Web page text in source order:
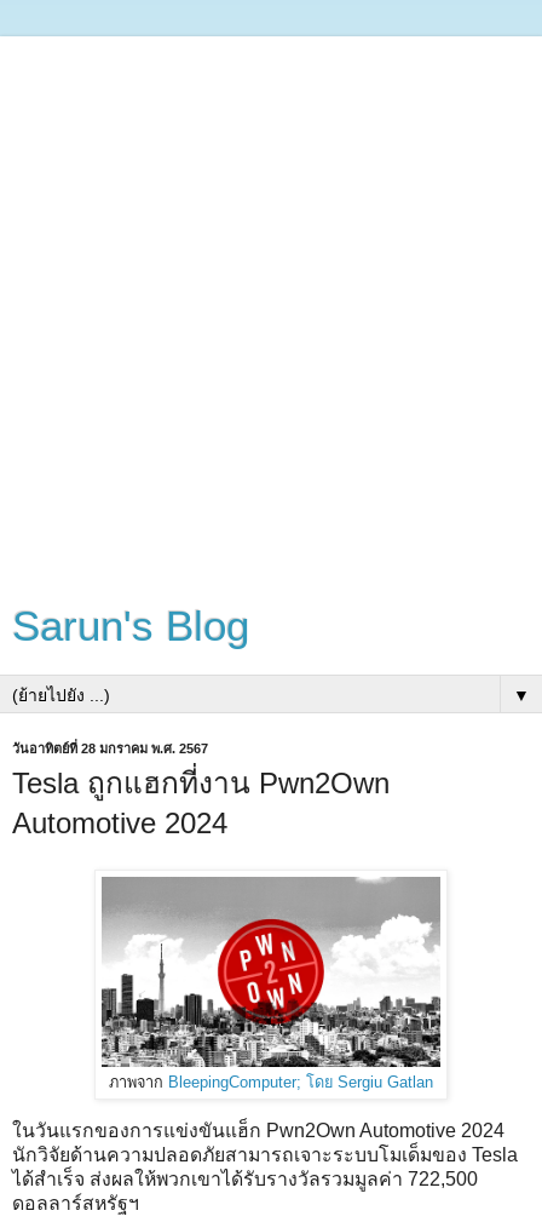
Sarun's Blog
▼
วันอาทิตย์ที่ 28 มกราคม พ.ศ. 2567
Tesla ถูกแฮกที่งาน Pwn2Own
Automotive 2024
ภาพจาก BleepingComputer; โดย Sergiu Gatlan
ในวันแรกของการแข่งขันแฮ็ก Pwn2Own Automotive 2024
นักวิจัยด้านความปลอดภัยสามารถเจาะระบบโมเด็มของ Tesla
ได้สำเร็จ ส่งผลให้พวกเขาได้รับรางวัลรวมมูลค่า 722,500
ดอลลาร์สหรัฐฯ